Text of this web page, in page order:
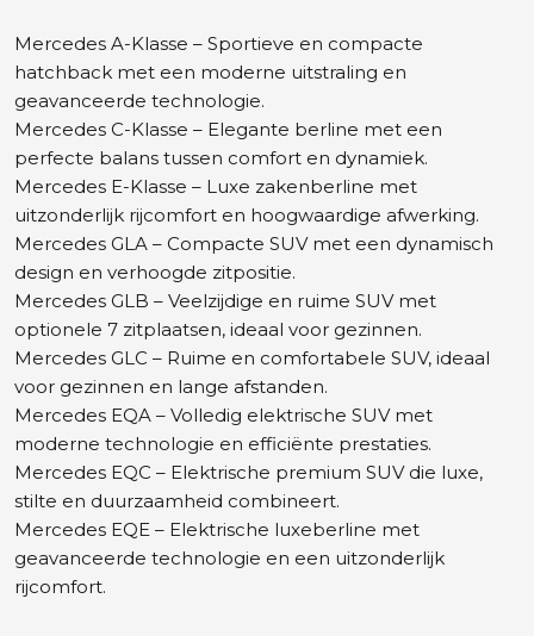
Mercedes A-Klasse – Sportieve en compacte
hatchback met een moderne uitstraling en
geavanceerde technologie.
Mercedes C-Klasse – Elegante berline met een
perfecte balans tussen comfort en dynamiek.
Mercedes E-Klasse – Luxe zakenberline met
uitzonderlijk rijcomfort en hoogwaardige afwerking.
Mercedes GLA – Compacte SUV met een dynamisch
design en verhoogde zitpositie.
Mercedes GLB – Veelzijdige en ruime SUV met
optionele 7 zitplaatsen, ideaal voor gezinnen.
Mercedes GLC – Ruime en comfortabele SUV, ideaal
voor gezinnen en lange afstanden.
Mercedes EQA – Volledig elektrische SUV met
moderne technologie en efficiënte prestaties.
Mercedes EQC – Elektrische premium SUV die luxe,
stilte en duurzaamheid combineert.
Mercedes EQE – Elektrische luxeberline met
geavanceerde technologie en een uitzonderlijk
rijcomfort.